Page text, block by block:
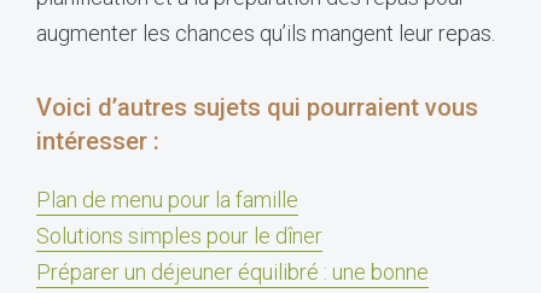
augmenter les chances qu’ils mangent leur repas.
Voici d’autres sujets qui pourraient vous
intéresser :
Plan de menu pour la famille
Solutions simples pour le dîner
Préparer un déjeuner équilibré : une bonne